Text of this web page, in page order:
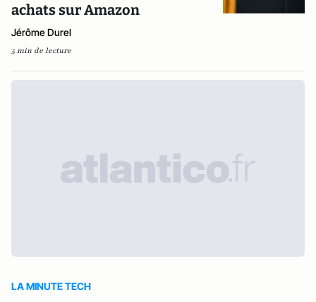
achats sur Amazon
Jérôme Durel
5 min de lecture
LA MINUTE TECH